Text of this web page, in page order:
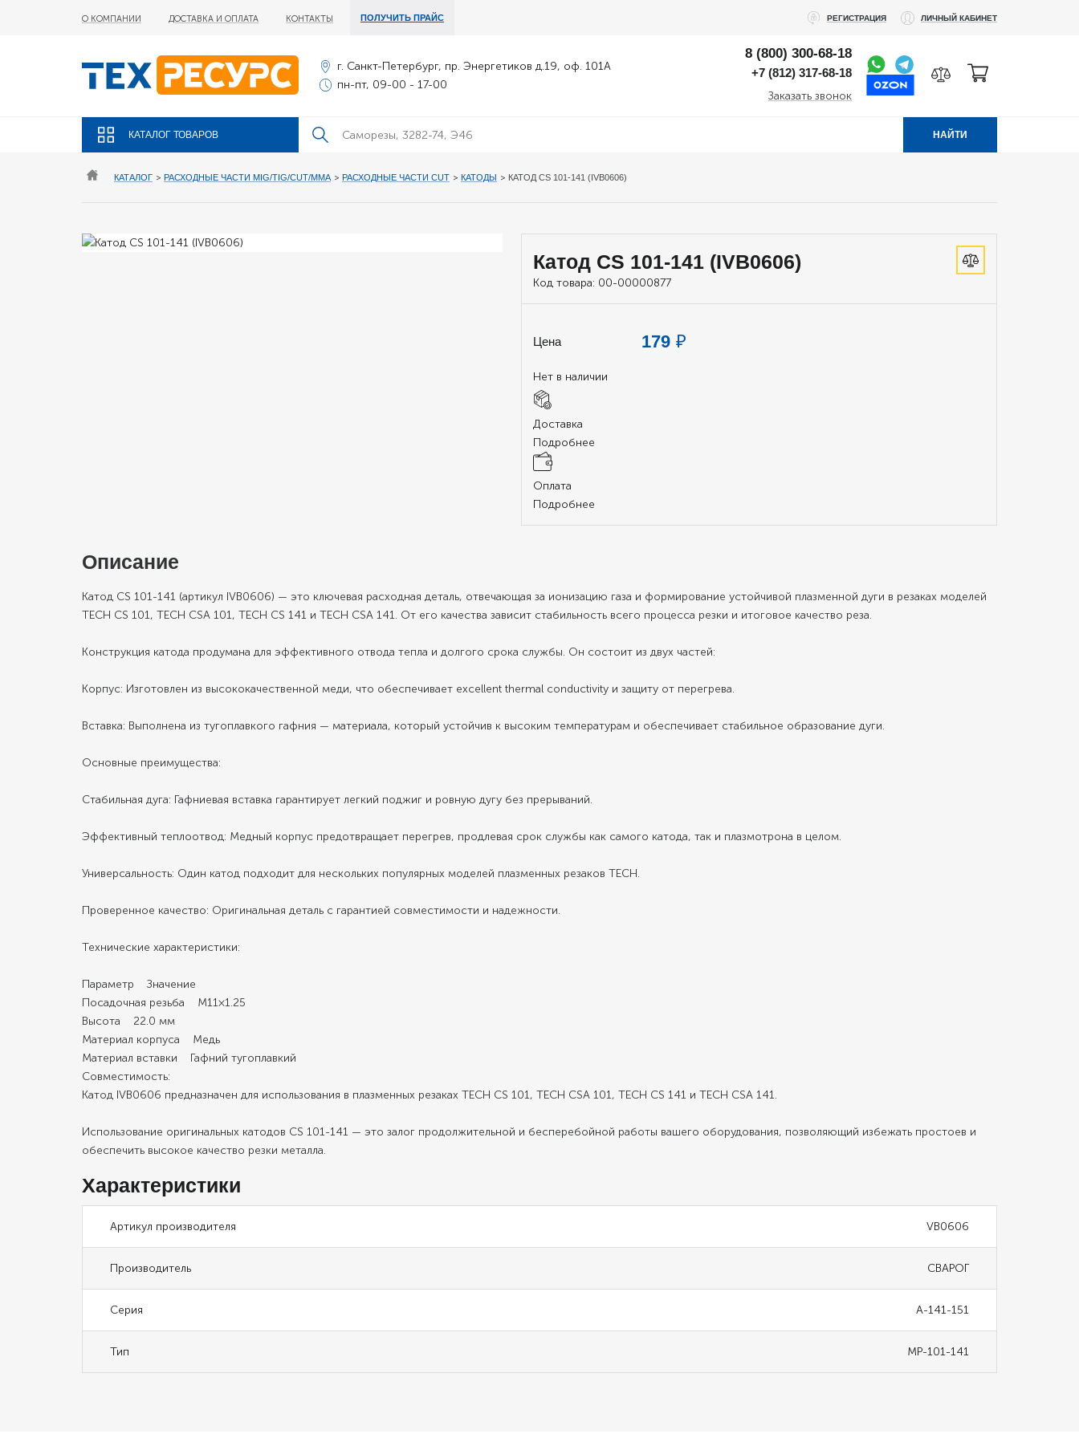
О КОМПАНИИ ДОСТАВКА И ОПЛАТА КОНТАКТЫ ПОЛУЧИТЬ ПРАЙС РЕГИСТРАЦИЯ ЛИЧНЫЙ КАБИНЕТ
г. Санкт-Петербург, пр. Энергетиков д.19, оф. 101А
пн-пт, 09-00 - 17-00
8 (800) 300-68-18
+7 (812) 317-68-18
Заказать звонок
КАТАЛОГ ТОВАРОВ НАЙТИ
КАТАЛОГ > РАСХОДНЫЕ ЧАСТИ MIG/TIG/CUT/MMA > РАСХОДНЫЕ ЧАСТИ CUT > КАТОДЫ > КАТОД CS 101-141 (IVB0606)
Катод CS 101-141 (IVB0606)
Код товара: 00-00000877
Цена 179 ₽
Нет в наличии
Доставка
Подробнее
Оплата
Подробнее
Описание
Катод CS 101-141 (артикул IVB0606) — это ключевая расходная деталь, отвечающая за ионизацию газа и формирование устойчивой плазменной дуги в резаках моделей
TECH CS 101, TECH CSA 101, TECH CS 141 и TECH CSA 141. От его качества зависит стабильность всего процесса резки и итоговое качество реза.
Конструкция катода продумана для эффективного отвода тепла и долгого срока службы. Он состоит из двух частей:
Корпус: Изготовлен из высококачественной меди, что обеспечивает excellent thermal conductivity и защиту от перегрева.
Вставка: Выполнена из тугоплавкого гафния — материала, который устойчив к высоким температурам и обеспечивает стабильное образование дуги.
Основные преимущества:
Стабильная дуга: Гафниевая вставка гарантирует легкий поджиг и ровную дугу без прерываний.
Эффективный теплоотвод: Медный корпус предотвращает перегрев, продлевая срок службы как самого катода, так и плазмотрона в целом.
Универсальность: Один катод подходит для нескольких популярных моделей плазменных резаков TECH.
Проверенное качество: Оригинальная деталь с гарантией совместимости и надежности.
Технические характеристики:
Параметр Значение
Посадочная резьба М11×1.25
Высота 22.0 мм
Материал корпуса Медь
Материал вставки Гафний тугоплавкий
Совместимость:
Катод IVB0606 предназначен для использования в плазменных резаках TECH CS 101, TECH CSA 101, TECH CS 141 и TECH CSA 141.
Использование оригинальных катодов CS 101-141 — это залог продолжительной и бесперебойной работы вашего оборудования, позволяющий избежать простоев и
обеспечить высокое качество резки металла.
Характеристики
Артикул производителя VB0606
Производитель СВАРОГ
Серия A-141-151
Тип MP-101-141